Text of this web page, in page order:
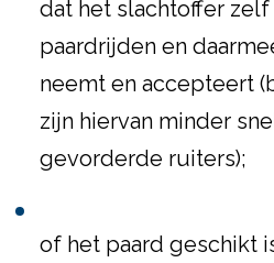
dat het slachtoffer zelf
paardrijden en
neemt en accepteert
zijn hiervan minder
gevorderde ruiters);
of het paard geschikt